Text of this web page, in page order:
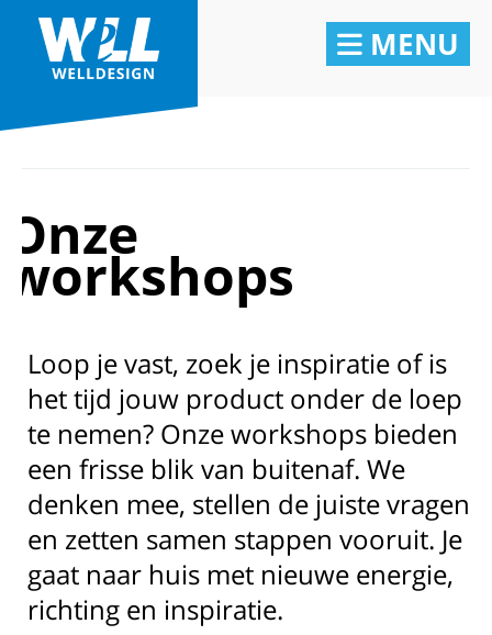
MENU
Onze
workshops
Loop je vast, zoek je inspiratie of is
het tijd jouw product onder de loep
te nemen? Onze workshops bieden
een frisse blik van buitenaf. We
denken mee, stellen de juiste vragen
en zetten samen stappen vooruit. Je
gaat naar huis met nieuwe energie,
richting en inspiratie.